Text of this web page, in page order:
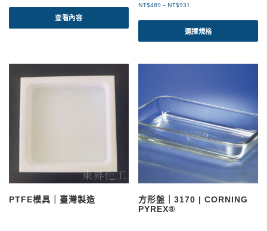
查看內容
NT$489 – NT$931
圍
T
9
到
N
T
$
9
選擇規格
此
品
多
。
在
產
面
PTFE模具｜臺灣製造
方形盤｜3170 | CORNING
PYREX®